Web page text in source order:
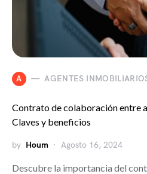
A AGENTES
Contrato de colaboración entre
Claves y beneficios
by Houm Agosto 16, 2024
Descubre la importancia del